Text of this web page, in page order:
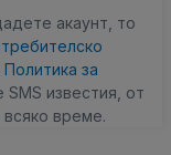
акаунт, то
Политика за
известия, от
време.